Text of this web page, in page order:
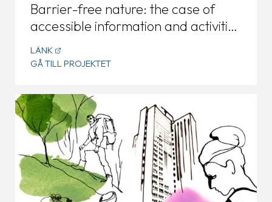
Barrier-free nature: the case of
accessible information and activities
in the Swedish outdoors
LÄNK
GÅ TILL PROJEKTET